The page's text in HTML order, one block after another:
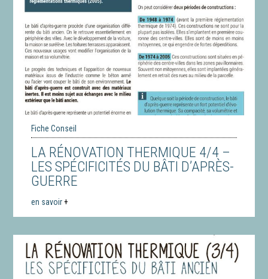
Fiche Conseil
LA RÉNOVATION THERMIQUE 4/4 –
LES SPÉCIFICITÉS DU BÂTI D’APRÈS-
GUERRE
en savoir+